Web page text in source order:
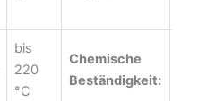
bis
220
°C
Chemische
Beständigkeit: